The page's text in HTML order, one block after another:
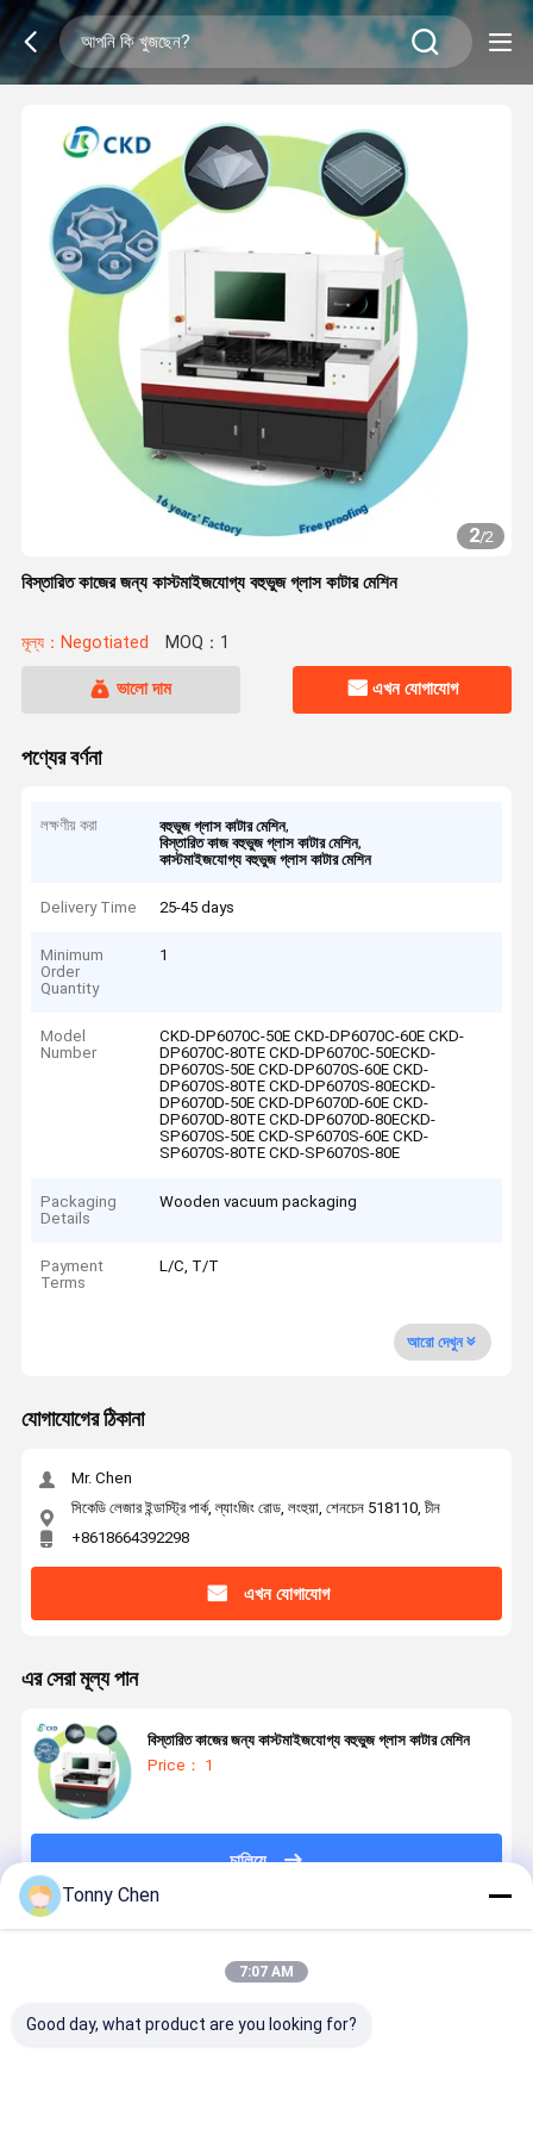
2/2
বিস্তারিত কাজের জন্য কাস্টমাইজযোগ্য বহুভুজ গ্লাস কাটার মেশিন
মূল্য：Negotiated MOQ：1
ভালো দাম এখন যোগাযোগ
পণ্যের বর্ণনা
লক্ষণীয় করা বহুভুজ গ্লাস কাটার মেশিন,
বিস্তারিত কাজ বহুভুজ গ্লাস কাটার মেশিন,
কাস্টমাইজযোগ্য বহুভুজ গ্লাস কাটার মেশিন
Delivery Time 25-45 days
Minimum
Order
Quantity
1
Model
Number
CKD-DP6070C-50E CKD-DP6070C-60E CKD-
DP6070C-80TE CKD-DP6070C-50ECKD-
DP6070S-50E CKD-DP6070S-60E CKD-
DP6070S-80TE CKD-DP6070S-80ECKD-
DP6070D-50E CKD-DP6070D-60E CKD-
DP6070D-80TE CKD-DP6070D-80ECKD-
SP6070S-50E CKD-SP6070S-60E CKD-
SP6070S-80TE CKD-SP6070S-80E
Packaging
Details
Wooden vacuum packaging
Payment
Terms
L/C, T/T
আরো দেখুন
যোগাযোগের ঠিকানা
Mr. Chen
সিকেডি লেজার ইন্ডাস্ট্রি পার্ক, ল্যাংজিং রোড, লংহুয়া, শেনচেন 518110, চীন
+8618664392298
এখন যোগাযোগ
এর সেরা মূল্য পান
বিস্তারিত কাজের জন্য কাস্টমাইজযোগ্য বহুভুজ গ্লাস কাটার মেশিন
Price： 1
চালিয়ে
Tonny Chen
7:07 AM
Good day, what product are you looking for?